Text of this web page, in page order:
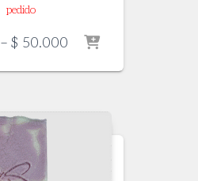
pedido
– $ 50.000 Price
$ 18.600
$ 50.000